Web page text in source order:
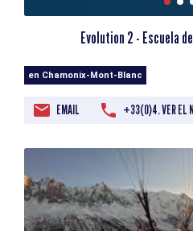
Evolution 2 - Escuela
en Chamonix-Mont-Blanc
EMAIL +33(0)4. VER EL